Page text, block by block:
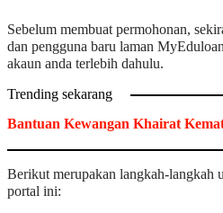
Sebelum membuat permohonan,
dan pengguna baru laman
akaun anda terlebih dahulu.
Trending sekarang
Bantuan Kewangan Khairat
Berikut merupakan langkah-langkah
portal ini: